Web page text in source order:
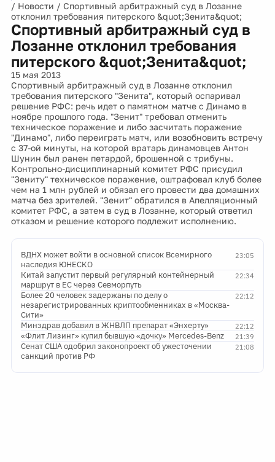
/ Новости / Спортивный арбитражный суд в Лозанне
отклонил требования питерского &quot;Зенита&quot;
Спортивный арбитражный суд в
Лозанне отклонил требования
питерского &quot;Зенита&quot;
15 мая 2013
Спортивный арбитражный суд в Лозанне отклонил
требования питерского "Зенита", который оспаривал
решение РФС: речь идет о памятном матче с Динамо в
ноябре прошлого года. "Зенит" требовал отменить
техническое поражение и либо засчитать поражение
"Динамо", либо переиграть матч, или возобновить встречу
с 37-ой минуты, на которой вратарь динамовцев Антон
Шунин был ранен петардой, брошенной с трибуны.
Контрольно-дисциплинарный комитет РФС присудил
"Зениту" техническое поражение, оштрафовал клуб более
чем на 1 млн рублей и обязал его провести два домашних
матча без зрителей. "Зенит" обратился в Апелляционный
комитет РФС, а затем в суд в Лозанне, который ответил
отказом и решение которого подлежит исполнению.
23:05
ВДНХ может войти в основной список Всемирного
наследия ЮНЕСКО
22:34
Китай запустит первый регулярный контейнерный
маршрут в ЕС через Севморпуть
22:12
Более 20 человек задержаны по делу о
незарегистрированных криптообменниках в «Москва-
Сити»
22:12
Минздрав добавил в ЖНВЛП препарат «Энхерту»
21:39
«Флит Лизинг» купил бывшую «дочку» Mercedes-Benz
21:08
Сенат США одобрил законопроект об ужесточении
санкций против РФ